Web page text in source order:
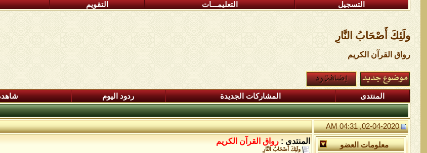
التسجيل التعليمـــات التقويم
ولَئِكَ أَصْحَابُ النَّارِ
رواق القرآن الكريم
المنتدى المشاركات الجديدة ردود اليوم
02-04-2020, 04:31 AM
معلومات العضو المنتدى : رواق القرآن الكريم
ولَئِكَ أَصْحَابُ النَّارِ